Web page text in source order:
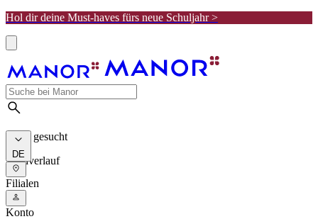
Hol dir deine Must-haves fürs neue Schuljahr >
Meist gesucht
Suchverlauf
DE
Filialen
Konto